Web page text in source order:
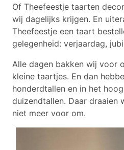
Of Theefeestje taarten
wij dagelijks krijgen. En
Theefeestje een taart
gelegenheid: verjaardag,
Alle dagen bakken wij voor
kleine taartjes. En dan
honderdtallen en in het
duizendtallen. Daar draaien
niet meer voor om.